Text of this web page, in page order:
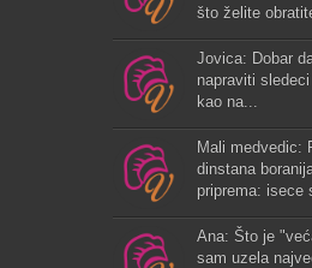
što želite
Jovica: Dobar
napraviti
kao na...
Mali medvedic:
dinstana
priprema: isece
Ana: Što je
sam uzela